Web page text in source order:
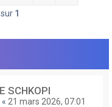
h
r
sur 1
SCHKOPI
« 21 mars 2026, 07:01